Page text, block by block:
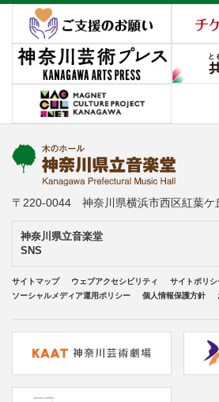
〒220-0044 神奈川県横浜市西区紅葉ケ
神奈川県立音楽堂
SNS
サイトマップ ウェブアクセシビリティ
サイトポリシ
ソーシャルメディア運用ポリシー
個人情報保護方針